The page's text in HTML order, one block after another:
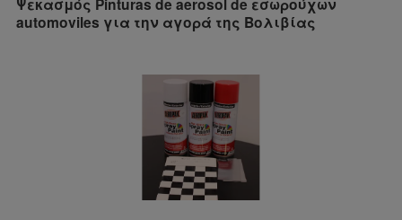
automoviles για την αγορά της Βολιβίας